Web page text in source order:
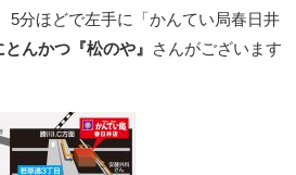
5分ほどで左手に「かんてい局春日井
んかつ『松のや』 さんがございます